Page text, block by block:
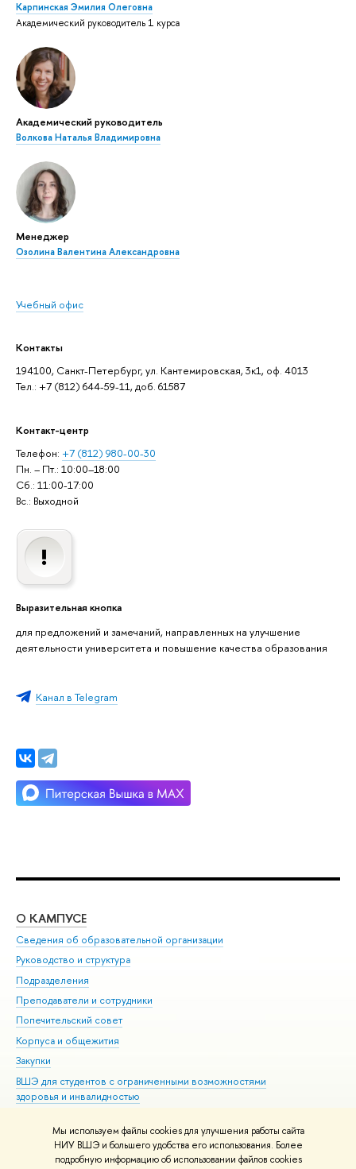
Мы используем файлы cookies для улучшения работы сайта
НИУ ВШЭ и большего удобства его использования. Более
подробную информацию об использовании файлов cookies
Карпинская Эмилия Олеговна
Академический руководитель 1 курса
Академический руководитель
Волкова Наталья Владимировна
Менеджер
Озолина Валентина Александровна
Учебный офис
Контакты
194100, Санкт-Петербург, ул. Кантемировская, 3к1, оф. 4013
Тел.: +7 (812) 644-59-11, доб. 61587
Контакт-центр
Телефон: +7 (812) 980-00-30
Пн. – Пт.: 10:00–18:00
Сб.: 11:00-17:00
Вс.: Выходной
Выразительная кнопка
для предложений и замечаний, направленных на улучшение
деятельности университета и повышение качества образования
Канал в Telegram
О КАМПУСЕ
Сведения об образовательной организации
Руководство и структура
Подразделения
Преподаватели и сотрудники
Попечительский совет
Корпуса и общежития
Закупки
ВШЭ для студентов с ограниченными возможностями
здоровья и инвалидностью
Единая платежная страница